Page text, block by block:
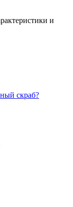
и
скраб?